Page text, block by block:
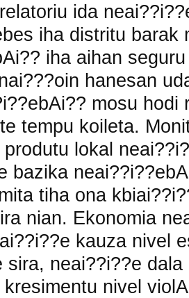
ida
iha distritu barak
iha aihan
hanesan
mosu hodi
tempu koileta.
lokal
bazika
tiha ona
nian. Ekonomia
kauza nivel
sira, neai??i??e
nivel